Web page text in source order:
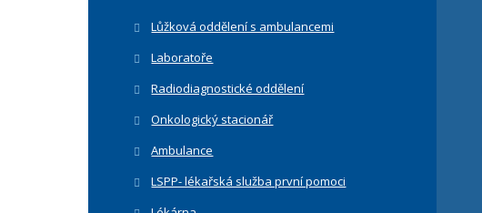
Lůžková oddělení s ambulancemi
Laboratoře
Radiodiagnostické oddělení
Onkologický stacionář
Ambulance
LSPP- lékařská služba první pomoci